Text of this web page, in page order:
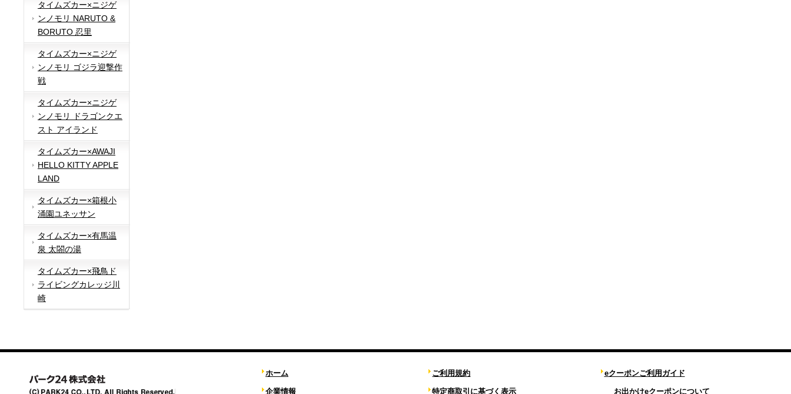
タイムズカー×ニジゲ
ンノモリ NARUTO &
BORUTO 忍里
タイムズカー×ニジゲ
ンノモリ ゴジラ迎撃作
戦
タイムズカー×ニジゲ
ンノモリ ドラゴンクエ
スト アイランド
タイムズカー×AWAJI
HELLO KITTY APPLE
LAND
タイムズカー×箱根小
涌園ユネッサン
タイムズカー×有馬温
泉 太閤の湯
タイムズカー×飛鳥ド
ライビングカレッジ川
崎
ホーム
企業情報
ご利用規約
特定商取引に基づく表示
eクーポンご利用ガイド
お出かけeクーポンについて